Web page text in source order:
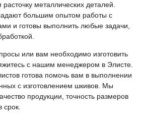
расточку металлических деталей.
большим опытом работы с
и готовы выполнить любые задачи,
или вам необходимо изготовить
с нашим менеджером в Элисте.
готова помочь вам в выполнении
с изготовлением шкивов. Мы
продукции, точность размеров
срок.